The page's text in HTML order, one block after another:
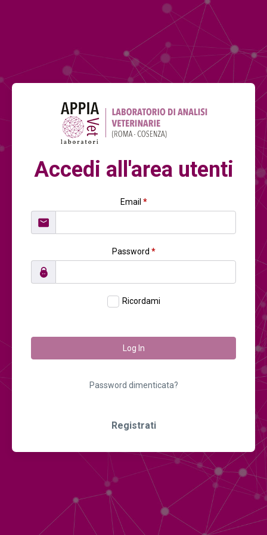
Accedi all'area utenti
Email *
Password *
Ricordami
Log In
Password dimenticata?
Registrati